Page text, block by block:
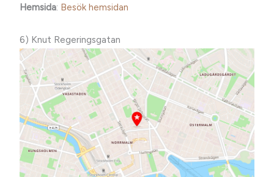
Hemsida: Besök hemsidan
6) Knut Regeringsgatan